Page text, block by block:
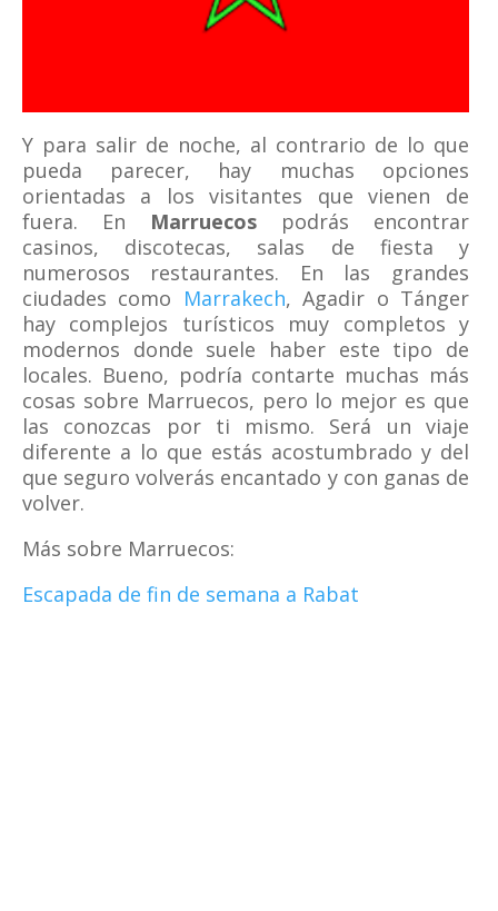
Y para salir de noche, al contrario de lo que
pueda parecer, hay muchas opciones
orientadas a los visitantes que vienen de
fuera. En Marruecospodrás encontrar
casinos, discotecas, salas de fiesta y
numerosos restaurantes. En las grandes
ciudades como Marrakech, Agadir o Tánger
hay complejos turísticos muy completos y
modernos donde suele haber este tipo de
locales. Bueno, podría contarte muchas más
cosas sobre Marruecos, pero lo mejor es que
las conozcas por ti mismo. Será un viaje
diferente a lo que estás acostumbrado y del
que seguro volverás encantado y con ganas de
volver.
Más sobre Marruecos:
Escapada de fin de semana a Rabat